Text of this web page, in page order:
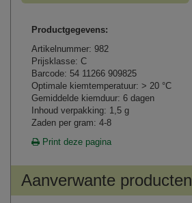
Productgegevens:
Artikelnummer: 982
Prijsklasse: C
Barcode: 54 11266 909825
Optimale kiemtemperatuur: > 20 °C
Gemiddelde kiemduur: 6 dagen
Inhoud verpakking: 1,5 g
Zaden per gram: 4-8
Print deze pagina
Aanverwante producten